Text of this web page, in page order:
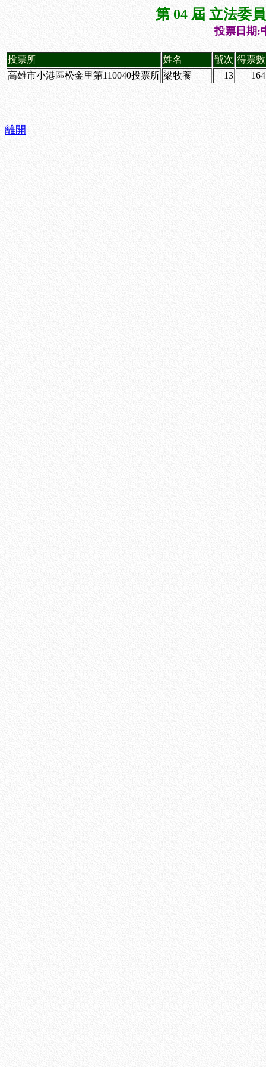
第 04 屆 立法委
投票日期:
投票所 姓名 號次 得票數
高雄市小港區松金里第110040投票所 梁牧養 13 164
離開